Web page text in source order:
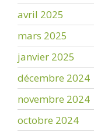
avril 2025
mars 2025
janvier 2025
décembre 2024
novembre 2024
octobre 2024